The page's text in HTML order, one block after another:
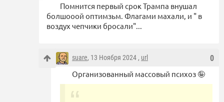
Помнится первый срок Трампа внушал
болшооой оптимзьм. Флагами махали, и " в
воздух чепчики бросали"...
0
suare, 13 Ноября 2024 , url
Организованный массовый психоз 🤪